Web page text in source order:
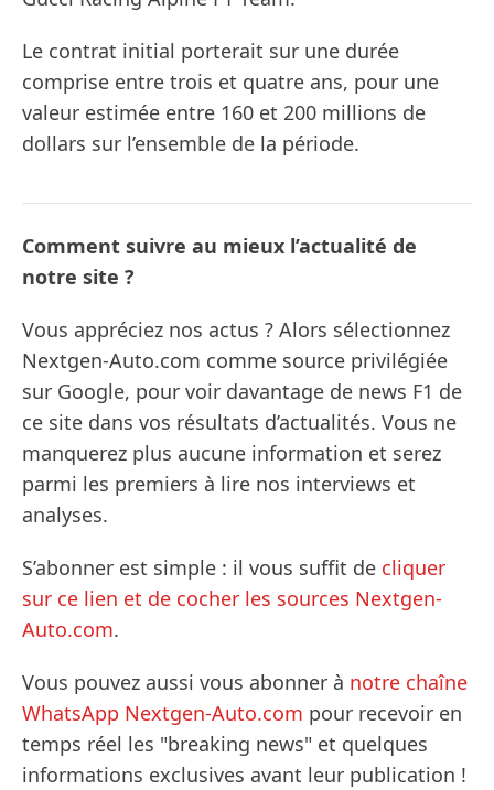
Le contrat initial porterait sur une durée
comprise entre trois et quatre ans, pour une
valeur estimée entre 160 et 200 millions de
dollars sur l’ensemble de la période.
Comment suivre au mieux l’actualité de
notre site ?
Vous appréciez nos actus ? Alors sélectionnez
Nextgen-Auto.com comme source privilégiée
sur Google, pour voir davantage de news F1 de
ce site dans vos résultats d’actualités. Vous ne
manquerez plus aucune information et serez
parmi les premiers à lire nos interviews et
analyses.
S’abonner est simple : il vous suffit de cliquer
sur ce lien et de cocher les sources Nextgen-
Auto.com.
Vous pouvez aussi vous abonner à notre chaîne
WhatsApp Nextgen-Auto.com pour recevoir en
temps réel les "breaking news" et quelques
informations exclusives avant leur publication !